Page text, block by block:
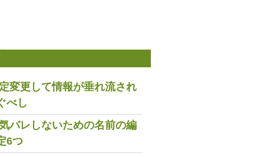
変更して情報が垂れ流され
べし
バレしないための名前の編
6つ